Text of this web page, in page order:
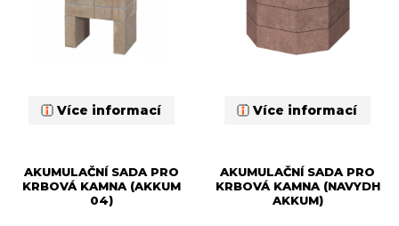
Více informací Více informací
AKUMULAČNÍ SADA PRO
KRBOVÁ KAMNA (AKKUM
04)
AKUMULAČNÍ SADA PRO
KRBOVÁ KAMNA (NAVYDH
AKKUM)